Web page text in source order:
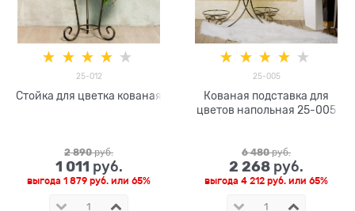
25-012
Стойка для цветка кованая
2 890 руб.
1 011 руб.
выгода 1 879 руб. или 65%
25-005
Кованая подставка для
цветов напольная 25-005
6 480 руб.
2 268 руб.
выгода 4 212 руб. или 65%